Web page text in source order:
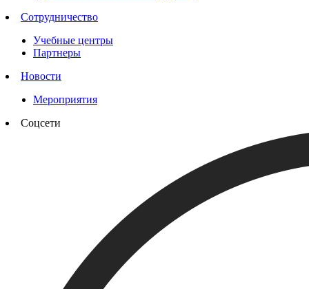
Сотрудничество
Учебные центры
Партнеры
Новости
Мероприятия
Соцсети